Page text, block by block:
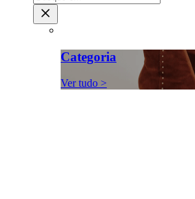
Categoria
Ver tudo >